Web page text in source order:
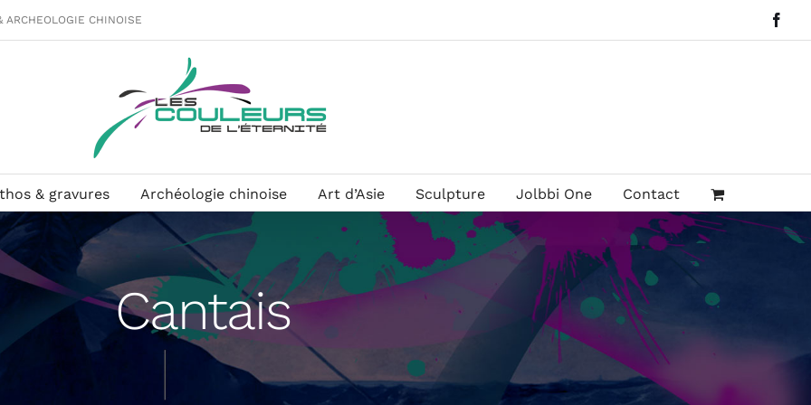
ARCHEOLOGIE CHINOISE
& gravures Archéologie chinoise Art d’Asie Sculpture Jolbbi One Contact
Cantais